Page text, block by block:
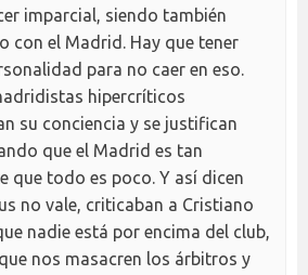
imparcial, siendo también
con el Madrid. Hay que tener
para no caer en eso.
hipercríticos
su conciencia y se justifican
que el Madrid es tan
que todo es poco. Y así dicen
no vale, criticaban a Cristiano
nadie está por encima del club,
nos masacren los árbitros y